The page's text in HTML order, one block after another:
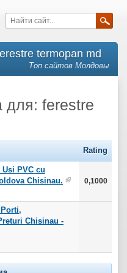
termopan md
Топ сайтов Молдовы
для: ferestre
Rating
PVC cu
Chisinau.
0,1000
Chisinau -